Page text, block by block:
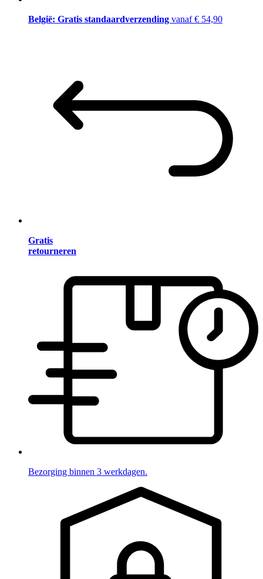
België: Gratis standaardverzending vanaf € 54,90
Gratis
retourneren
Bezorging binnen 3 werkdagen.